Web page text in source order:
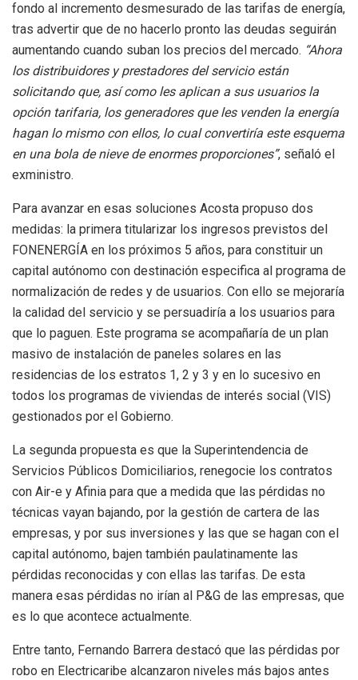
fondo al incremento desmesurado de las tarifas de energía,
tras advertir que de no hacerlo pronto las deudas seguirán
aumentando cuando suban los precios del mercado. “Ahora
los distribuidores y prestadores del servicio están
solicitando que, así como les aplican a sus usuarios la
opción tarifaria, los generadores que les venden la energía
hagan lo mismo con ellos, lo cual convertiría este esquema
en una bola de nieve de enormes proporciones”, señaló el
exministro.
Para avanzar en esas soluciones Acosta propuso dos
medidas: la primera titularizar los ingresos previstos del
FONENERGÍA en los próximos 5 años, para constituir un
capital autónomo con destinación especifica al programa de
normalización de redes y de usuarios. Con ello se mejoraría
la calidad del servicio y se persuadiría a los usuarios para
que lo paguen. Este programa se acompañaría de un plan
masivo de instalación de paneles solares en las
residencias de los estratos 1, 2 y 3 y en lo sucesivo en
todos los programas de viviendas de interés social (VIS)
gestionados por el Gobierno.
La segunda propuesta es que la Superintendencia de
Servicios Públicos Domiciliarios, renegocie los contratos
con Air-e y Afinia para que a medida que las pérdidas no
técnicas vayan bajando, por la gestión de cartera de las
empresas, y por sus inversiones y las que se hagan con el
capital autónomo, bajen también paulatinamente las
pérdidas reconocidas y con ellas las tarifas. De esta
manera esas pérdidas no irían al P&G de las empresas, que
es lo que acontece actualmente.
Entre tanto, Fernando Barrera destacó que las pérdidas por
robo en Electricaribe alcanzaron niveles más bajos antes